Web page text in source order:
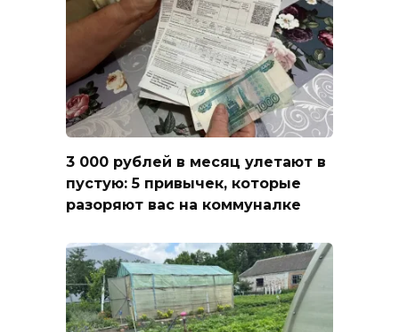
3 000 рублей в месяц улетают в
пустую: 5 привычек, которые
разоряют вас на коммуналке